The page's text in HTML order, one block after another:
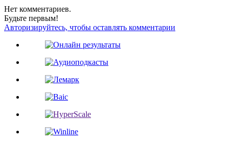
Нет комментариев.
Будьте первым!
Авторизируйтесь, чтобы оставлять комментарии